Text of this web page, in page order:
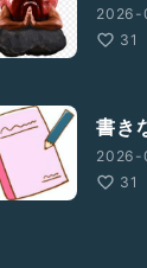
2026-
31
書き
2026-
31